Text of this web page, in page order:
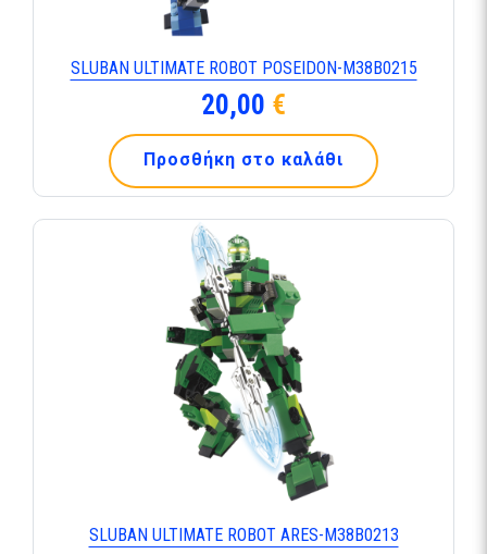
SLUBAN ULTIMATE ROBOT POSEIDON-Μ38Β0215
20,00 €
Προσθήκη στο καλάθι
SLUBAN ULTIMATE ROBOT ARES-Μ38Β0213